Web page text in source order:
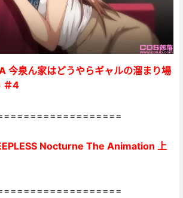
今泉ん家はどうやらギャルの溜まり場
＃4
Nocturne The Animation 上